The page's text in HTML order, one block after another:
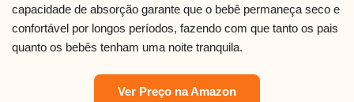
capacidade de absorção garante que o bebê permaneça seco e
confortável por longos períodos, fazendo com que tanto os pais
quanto os bebês tenham uma noite tranquila.
Ver Preço na Amazon